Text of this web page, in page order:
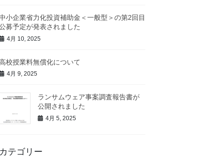
小企業省力化投資補助金＜一般型＞の第2回目
募予定が発表されました
4月 10, 2025
校授業料無償化について
4月 9, 2025
ランサムウェア事案調査報告書が
公開されました
4月 5, 2025
カテゴリー